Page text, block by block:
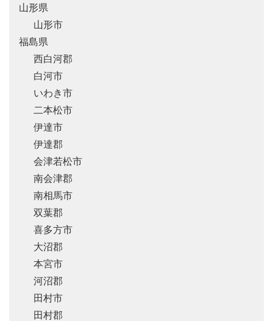
山形県
山形市
福島県
西白河郡
白河市
いわき市
二本松市
伊達市
伊達郡
会津若松市
南会津郡
南相馬市
双葉郡
喜多方市
大沼郡
本宮市
河沼郡
田村市
田村郡